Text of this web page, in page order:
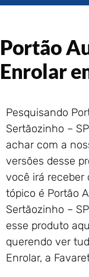
Portão
Enrolar
Pesquisando
Sertãozinho –
achar com a
versões desse
você irá receber
tópico é Portão
Sertãozinho –
esse produto
querendo ver
Enrolar, a